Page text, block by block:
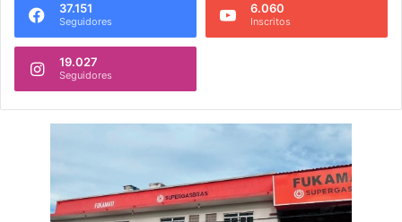
37.151
Seguidores
6.060
Inscritos
19.027
Seguidores